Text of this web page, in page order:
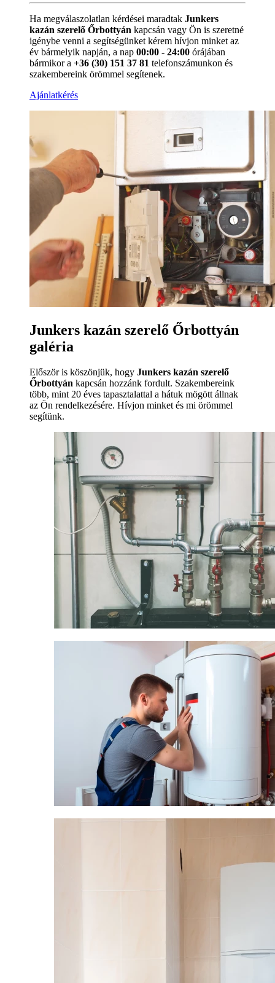
Ha megválaszolatlan kérdései maradtak Junkers
kazán szerelő Őrbottyán kapcsán vagy Ön is szeretné
igénybe venni a segítségünket kérem hívjon minket az
év bármelyik napján, a nap 00:00 - 24:00 órájában
bármikor a +36 (30) 151 37 81 telefonszámunkon és
szakembereink örömmel segítenek.
Ajánlatkérés
Junkers kazán szerelő Őrbottyán
galéria
Először is köszönjük, hogy Junkers kazán szerelő
Őrbottyán kapcsán hozzánk fordult. Szakembereink
több, mint 20 éves tapasztalattal a hátuk mögött állnak
az Ön rendelkezésére. Hívjon minket és mi örömmel
segítünk.